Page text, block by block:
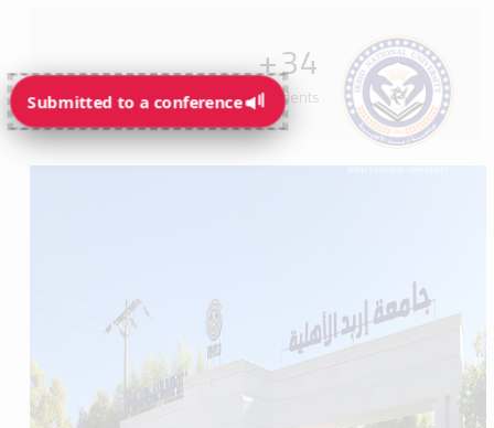
Submitted to a conference
34
+
Programs available for students
Submitted to a conference